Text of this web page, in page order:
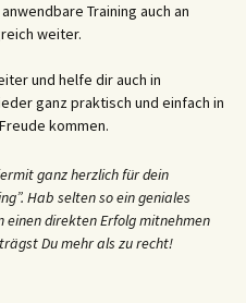
Training auch an
weiter.
und helfe dir auch in
ganz praktisch und einfach in
kommen.
ganz herzlich für dein
Hab selten so ein geniales
einen direkten Erfolg mitnehmen
Du mehr als zu recht!